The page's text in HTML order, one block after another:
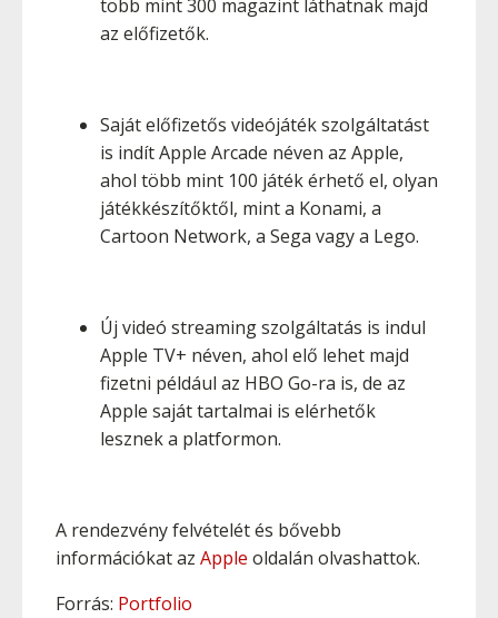
több mint 300 magazint láthatnak majd
az előfizetők.
Saját előfizetős videójáték szolgáltatást
is indít Apple Arcade néven az Apple,
ahol több mint 100 játék érhető el, olyan
játékkészítőktől, mint a Konami, a
Cartoon Network, a Sega vagy a Lego.
Új videó streaming szolgáltatás is indul
Apple TV+ néven, ahol elő lehet majd
fizetni például az HBO Go-ra is, de az
Apple saját tartalmai is elérhetők
lesznek a platformon.
A rendezvény felvételét és bővebb
információkat az Apple oldalán olvashattok.
Forrás: Portfolio